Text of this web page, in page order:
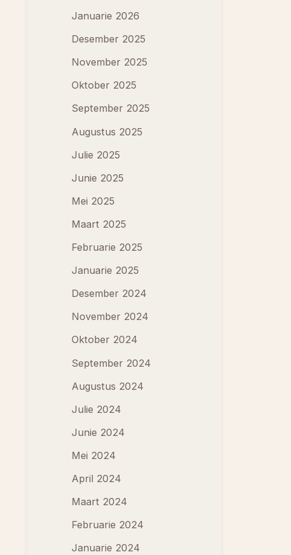
Januarie 2026
Desember 2025
November 2025
Oktober 2025
September 2025
Augustus 2025
Julie 2025
Junie 2025
Mei 2025
Maart 2025
Februarie 2025
Januarie 2025
Desember 2024
November 2024
Oktober 2024
September 2024
Augustus 2024
Julie 2024
Junie 2024
Mei 2024
April 2024
Maart 2024
Februarie 2024
Januarie 2024